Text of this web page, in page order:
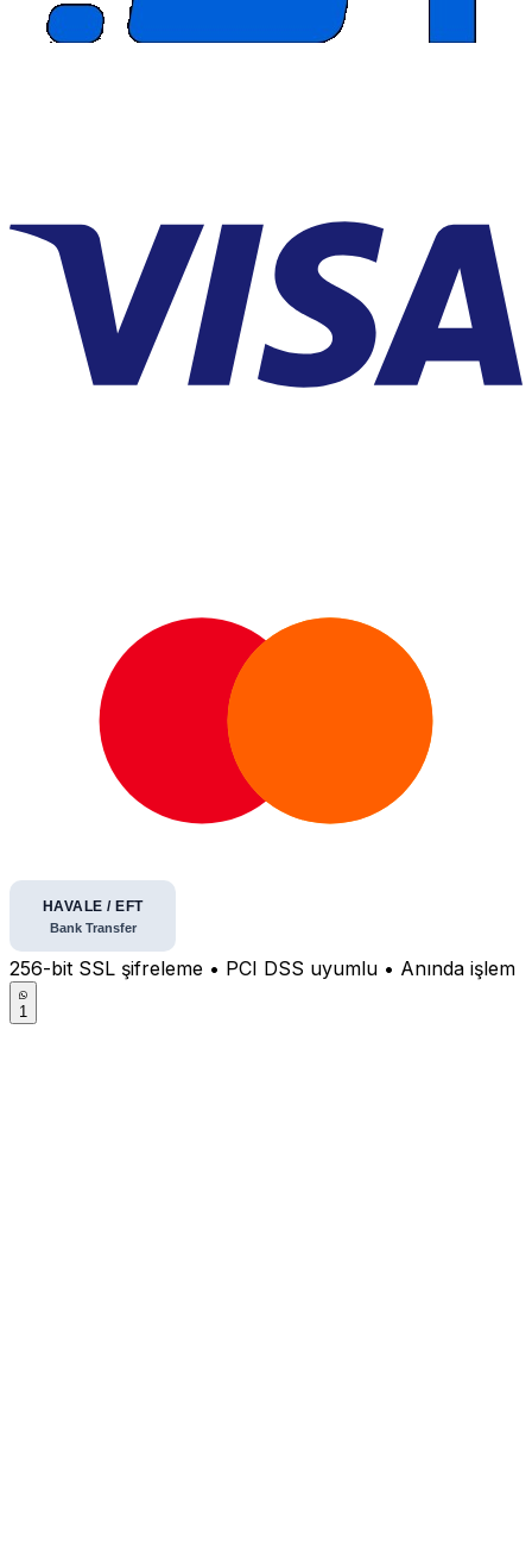
256-bit SSL şifreleme • PCI DSS uyumlu • Anında işlem
1